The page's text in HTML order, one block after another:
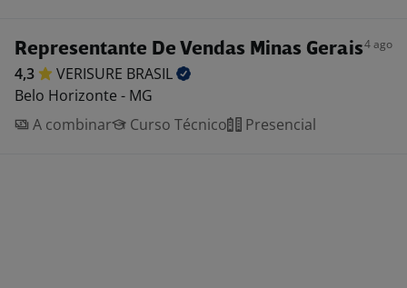
Representante De Vendas Minas Gerais4 ago
4,3 VERISURE BRASIL
Belo Horizonte - MG
A combinar
Curso Técnico Presencial